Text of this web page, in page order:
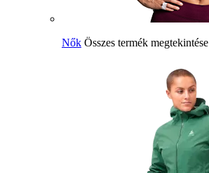
Nők Összes termék megtekintése